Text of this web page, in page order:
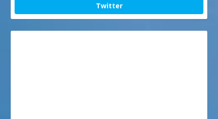
Twitter